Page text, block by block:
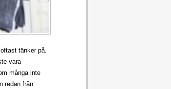
tänker på.
vara
många inte
redan från